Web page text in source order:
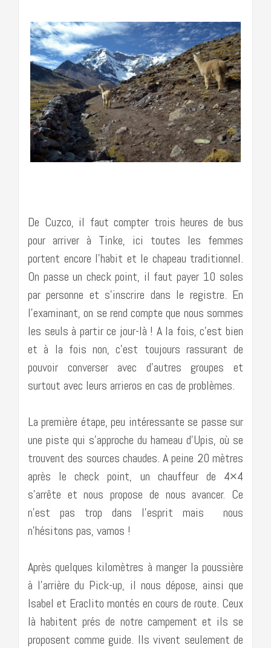
De Cuzco, il faut compter trois heures de bus
pour arriver à Tinke, ici toutes les femmes
portent encore l’habit et le chapeau traditionnel.
On passe un check point, il faut payer 10 soles
par personne et s’inscrire dans le registre. En
l’examinant, on se rend compte que nous sommes
les seuls à partir ce jour-là ! A la fois, c’est bien
et à la fois non, c’est toujours rassurant de
pouvoir converser avec d’autres groupes et
surtout avec leurs arrieros en cas de problèmes.
La première étape, peu intéressante se passe sur
une piste qui s’approche du hameau d’Upis, où se
trouvent des sources chaudes. A peine 20 mètres
après le check point, un chauffeur de 4×4
s’arrête et nous propose de nous avancer. Ce
n’est pas trop dans l’esprit mais nous
n’hésitons pas, vamos !
Après quelques kilomètres à manger la poussière
à l’arrière du Pick-up, il nous dépose, ainsi que
Isabel et Eraclito montés en cours de route. Ceux
là habitent prés de notre campement et ils se
proposent comme guide. Ils vivent seulement de